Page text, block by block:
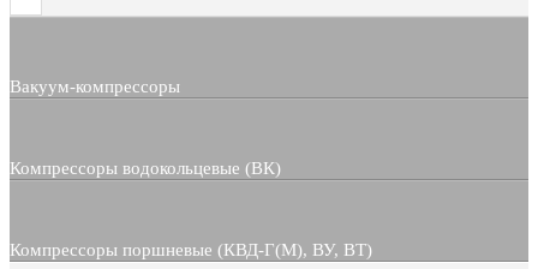
Вакуум-компрессоры
Компрессоры водокольцевые (ВК)
Компрессоры поршневые (КВД-Г(М), ВУ, ВТ)